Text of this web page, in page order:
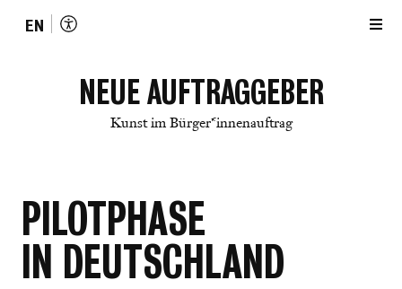
EN
NEUE AUFTRAGGEBER
Kunst im Bürger*innenauftrag
PILOTPHASE
IN DEUTSCHLAND